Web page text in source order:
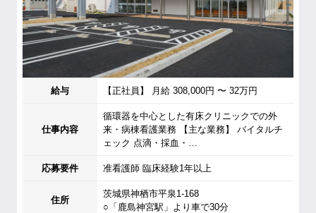
給与 【正社員】 月給 308,000円 〜 32万円
仕事内容
循環器を中心とした有床クリニックでの外
来・病棟看護業務 【主な業務】 バイタルチ
ェック 点滴・採血・…
応募要件 准看護師 臨床経験1年以上
住所
茨城県神栖市平泉1-168
○「鹿島神宮駅」より車で30分